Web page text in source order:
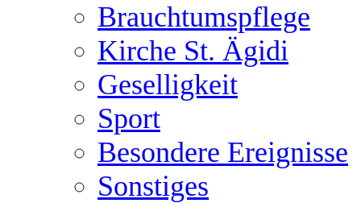
Brauchtumspflege
Kirche St. Ägidi
Geselligkeit
Sport
Besondere Ereignisse
Sonstiges